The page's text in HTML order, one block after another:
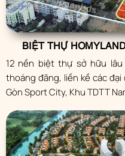
BIỆT THỰ
12 nền biệt thự sở hữu
thoáng đãng, liền kề các đại
Gòn Sport City, Khu TDTT